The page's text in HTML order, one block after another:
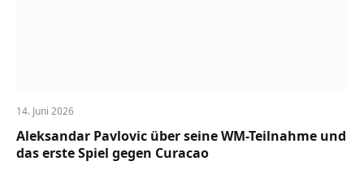
14. Juni 2026
Aleksandar Pavlovic über seine WM-Teilnahme und
das erste Spiel gegen Curacao